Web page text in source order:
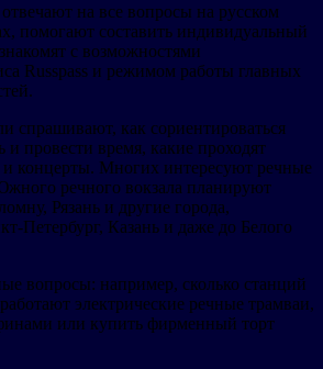
на все вопросы на русском
помогают составить индивидуальный
с возможностями
Russpass и режимом работы главных
спрашивают, как сориентироваться
и провести время, какие проходят
и концерты. Многих интересуют речные
речного вокзала планируют
Рязань и другие города,
Петербург, Казань и даже до Белого
вопросы: например, сколько станций
электрические речные трамваи,
или купить фирменный торт